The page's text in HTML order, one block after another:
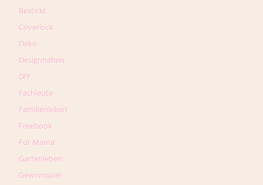
Bestickt
Coverlock
Deko
Designnähen
DIY
Fachleute
Familienleben
Freebook
Für Mama
Gartenleben
Gewinnspiel